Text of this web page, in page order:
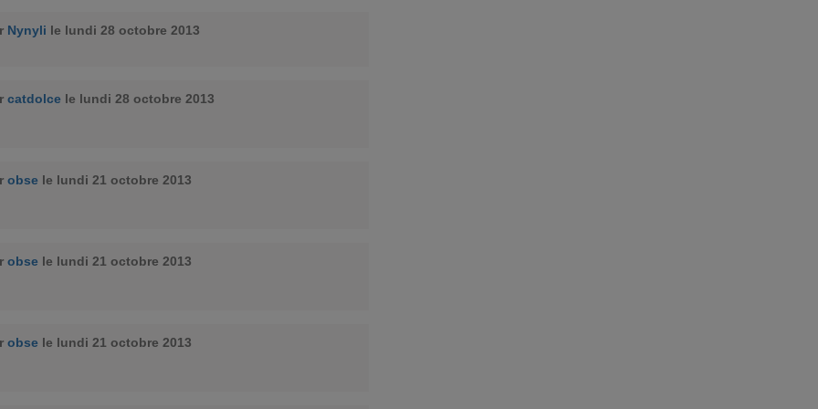
Nynyli le lundi 28 octobre 2013
catdolce le lundi 28 octobre 2013
obse le lundi 21 octobre 2013
obse le lundi 21 octobre 2013
obse le lundi 21 octobre 2013